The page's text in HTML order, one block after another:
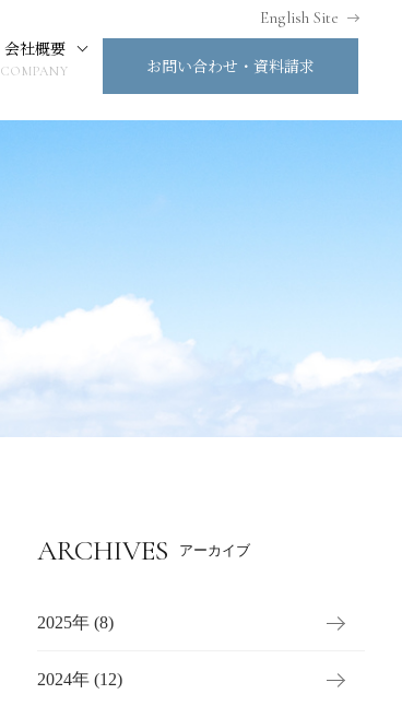
会社概要
COMPANY お問い合わせ・資料請求
English Site
ARCHIVES アーカイブ
2025年 (8)
2024年 (12)